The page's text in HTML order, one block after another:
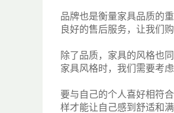
品牌也是衡量家具品质的
良好的售后服务，让我们
除了品质，家具的风格也
家具风格时，我们需要考虑
要与自己的个人喜好相符
样才能让自己感到舒适和满